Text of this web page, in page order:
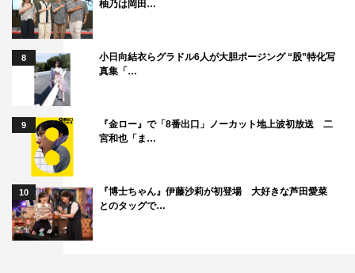
「STRiKE！」高崎かなみ（撮影：藤本和典）
柚乃は岡田…
8
小日向結衣らグラドル6人が大胆ポージング “股”特化写
真集「…
9
『金ロー』で「8番出口」ノーカット地上波初放送 二
宮和也「ま…
10
『博士ちゃん』伊藤沙莉が初登場 大好きな芦田愛菜
とのタッグで…